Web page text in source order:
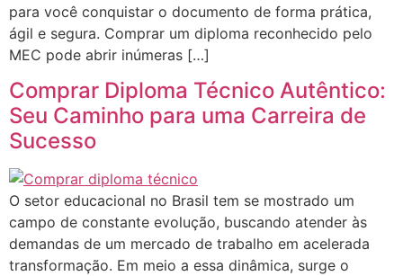
para você conquistar o documento de forma prática,
ágil e segura. Comprar um diploma reconhecido pelo
MEC pode abrir inúmeras […]
Comprar Diploma Técnico Autêntico:
Seu Caminho para uma Carreira de
Sucesso
O setor educacional no Brasil tem se mostrado um
campo de constante evolução, buscando atender às
demandas de um mercado de trabalho em acelerada
transformação. Em meio a essa dinâmica, surge o